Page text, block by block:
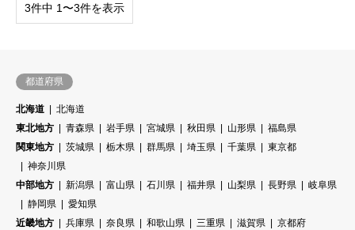
3件中 1〜3件を表示
都道府県
北海道
北海道
東北地方
青森県 岩手県 宮城県 秋田県 山形県
福島県
関東地方
茨城県 栃木県 群馬県 埼玉県 千葉県
東京都
神奈川県
中部地方
新潟県 富山県 石川県 福井県 山梨県 長野県
岐阜県
静岡県
愛知県
近畿地方
兵庫県 奈良県 和歌山県 三重県 滋賀県
京都府